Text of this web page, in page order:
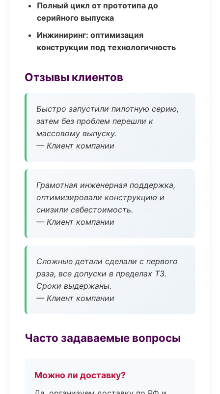
Полный цикл от прототипа до
серийного выпуска
Инжиниринг: оптимизация
конструкции под технологичность
Отзывы клиентов
Быстро запустили пилотную серию,
затем без проблем перешли к
массовому выпуску.
— Клиент компании
Грамотная инженерная поддержка,
оптимизировали конструкцию и
снизили себестоимость.
— Клиент компании
Сложные детали сделали с первого
раза, все допуски в пределах ТЗ.
Сроки выдержаны.
— Клиент компании
Часто задаваемые вопросы
Можно ли доставку?